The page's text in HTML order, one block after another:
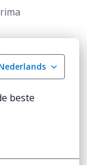
beste
op fietsen en
accessoires.